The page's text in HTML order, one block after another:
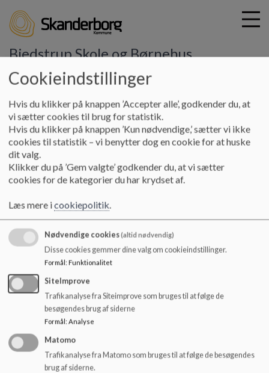
i
Bjedstrup Skole og Børnehus
Skole Nøgletal
Nøgletal
Bjedstrup Skole er ramme for 125 skolebørn, 65
På Børne- og Undervisningsministeriets hjemmeside
kan du finde de aktuelle nøgletal
Bjedstrup Skole og Børnehus
Bjedstrupvej 1 - 8660 Skanderborg
Cookieindstillinger
Hvis du klikker på knappen ’Accepter alle’, godkender du, at
vi sætter cookies til brug for statistik.
Hvis du klikker på knappen ’Kun nødvendige,’ sætter vi ikke
cookies til statistik – vi benytter dog en cookie for at huske
dit valg.
Klikker du på ’Gem valgte’ godkender du, at vi sætter
cookies for de kategorier du har krydset af.
Læs mere icookiepolitik.
Nødvendige cookies(altid nødvendig)
Disse cookies gemmer dine valg om cookieindstillinger.
Formål: Funktionalitet
SiteImprove
Trafikanalyse fra Siteimprove som bruges til at følge de
besøgendes brug af siderne
Formål: Analyse
Matomo
Trafikanalyse fra Matomo som bruges til at følge de besøgendes
brug af siderne.